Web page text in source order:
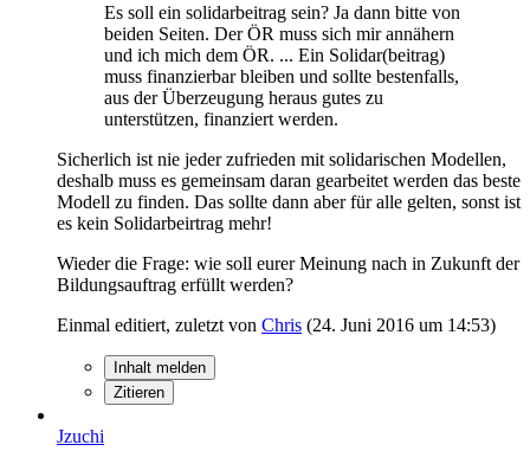
Es soll ein solidarbeitrag sein? Ja dann bitte von
beiden Seiten. Der ÖR muss sich mir annähern
und ich mich dem ÖR. ... Ein Solidar(beitrag)
muss finanzierbar bleiben und sollte bestenfalls,
aus der Überzeugung heraus gutes zu
unterstützen, finanziert werden.
Sicherlich ist nie jeder zufrieden mit solidarischen Modellen,
deshalb muss es gemeinsam daran gearbeitet werden das beste
Modell zu finden. Das sollte dann aber für alle gelten, sonst ist
es kein Solidarbeirtrag mehr!
Wieder die Frage: wie soll eurer Meinung nach in Zukunft der
Bildungsauftrag erfüllt werden?
Einmal editiert, zuletzt von Chris (24. Juni 2016 um 14:53)
Inhalt melden
Zitieren
Jzuchi